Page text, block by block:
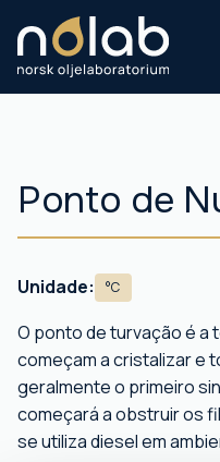
Ponto de
Unidade: °C
O ponto de turvação é a
começam a cristalizar e
geralmente o primeiro
começará a obstruir os
se utiliza diesel em